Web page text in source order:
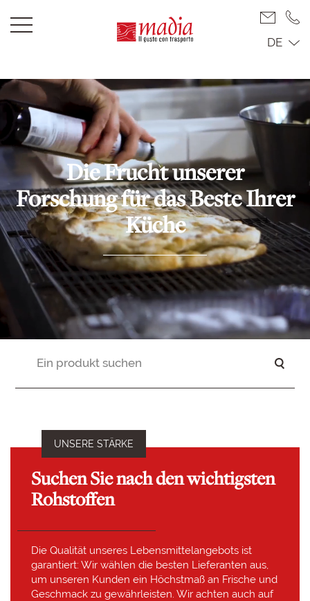
DE
Die Fruchtunserer
Forschung fürdas BesteIhrer
Küche
UNSERE STÄRKE
Suchen Sie nach den wichtigsten
Rohstoffen
Die Qualität unseres Lebensmittelangebots ist
garantiert: Wir wählen die besten Lieferanten aus,
um unseren Kunden ein Höchstmaß an Frische und
Geschmack zu gewährleisten. Wir achten auch auf